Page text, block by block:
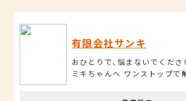
有限会社サンキ
おひとりで､悩まないでくだ
ミキちゃんへ ワンストップで